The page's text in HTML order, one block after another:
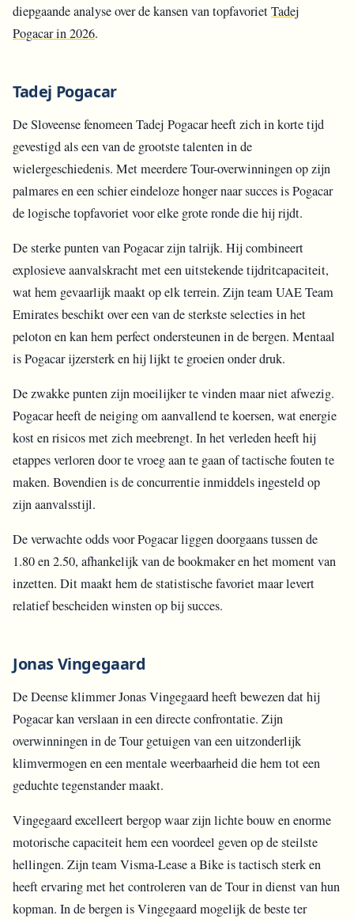
diepgaande analyse over de kansen van topfavorietTadej
Pogacar in 2026.
Tadej Pogacar
De Sloveense fenomeen Tadej Pogacar heeft zich in korte tijd
gevestigd als een van de grootste talenten in de
wielergeschiedenis. Met meerdere Tour-overwinningen op zijn
palmares en een schier eindeloze honger naar succes is Pogacar
de logische topfavoriet voor elke grote ronde die hij rijdt.
De sterke punten van Pogacar zijn talrijk. Hij combineert
explosieve aanvalskracht met een uitstekende tijdritcapaciteit,
wat hem gevaarlijk maakt op elk terrein. Zijn team UAE Team
Emirates beschikt over een van de sterkste selecties in het
peloton en kan hem perfect ondersteunen in de bergen. Mentaal
is Pogacar ijzersterk en hij lijkt te groeien onder druk.
De zwakke punten zijn moeilijker te vinden maar niet afwezig.
Pogacar heeft de neiging om aanvallend te koersen, wat energie
kost en risicos met zich meebrengt. In het verleden heeft hij
etappes verloren door te vroeg aan te gaan of tactische fouten te
maken. Bovendien is de concurrentie inmiddels ingesteld op
zijn aanvalsstijl.
De verwachte odds voor Pogacar liggen doorgaans tussen de
1.80 en 2.50, afhankelijk van de bookmaker en het moment van
inzetten. Dit maakt hem de statistische favoriet maar levert
relatief bescheiden winsten op bij succes.
Jonas Vingegaard
De Deense klimmer Jonas Vingegaard heeft bewezen dat hij
Pogacar kan verslaan in een directe confrontatie. Zijn
overwinningen in de Tour getuigen van een uitzonderlijk
klimvermogen en een mentale weerbaarheid die hem tot een
geduchte tegenstander maakt.
Vingegaard excelleert bergop waar zijn lichte bouw en enorme
motorische capaciteit hem een voordeel geven op de steilste
hellingen. Zijn team Visma-Lease a Bike is tactisch sterk en
heeft ervaring met het controleren van de Tour in dienst van hun
kopman. In de bergen is Vingegaard mogelijk de beste ter